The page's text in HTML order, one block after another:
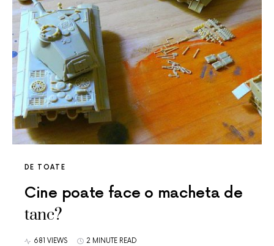
DE TOATE
Cine poate face o macheta de
tanc?
681 VIEWS 2 MINUTE READ